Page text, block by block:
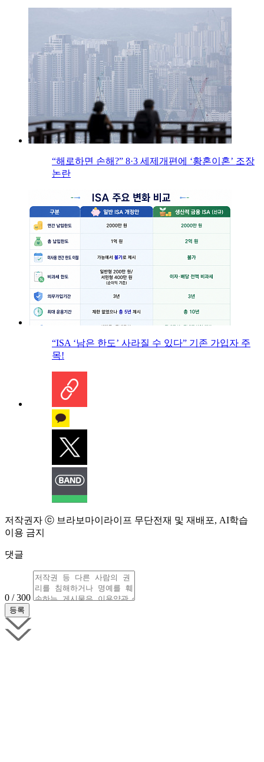
“해로하면 손해?” 8·3 세제개편에 ‘황혼이혼’ 조장
논란
“ISA ‘남은 한도’ 사라질 수 있다” 기존 가입자 주
목!
저작권자 ⓒ 브라보마이라이프 무단전재 및 재배포, AI학습
이용 금지
댓글
0 / 300